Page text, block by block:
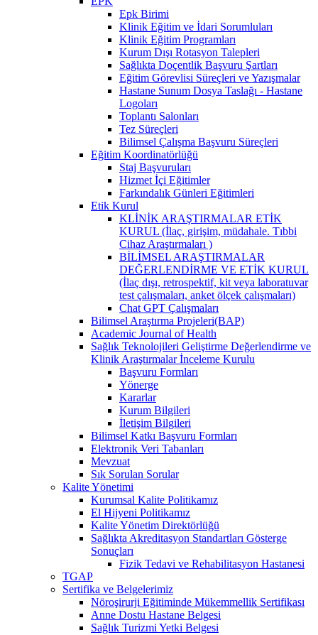
Epk Birimi
Klinik Eğitim ve İdari Sorumluları
Klinik Eğitim Programları
Kurum Dışı Rotasyon Talepleri
Sağlıkta Doçentlik Başvuru Şartları
Eğitim Görevlisi Süreçleri ve Yazışmalar
Hastane Sunum Dosya Taslağı - Hastane
Logoları
Toplantı Salonları
Tez Süreçleri
Bilimsel Çalışma Başvuru Süreçleri
Eğitim Koordinatörlüğü
Staj Başvuruları
Hizmet İçi Eğitimler
Farkındalık Günleri Eğitimleri
Etik Kurul
KLİNİK ARAŞTIRMALAR ETİK
KURUL (İlaç, girişim, müdahale. Tıbbi
Cihaz Araştırmaları )
BİLİMSEL ARAŞTIRMALAR
DEĞERLENDİRME VE ETİK KURUL
(İlaç dışı, retrospektif, kit veya laboratuvar
test çalışmaları, anket ölçek çalışmaları)
Chat GPT Çalışmaları
Bilimsel Araştırma Projeleri(BAP)
Academic Journal of Health
Sağlık Teknolojileri Geliştirme Değerlendirme ve
Klinik Araştırmalar İnceleme Kurulu
Başvuru Formları
Yönerge
Kararlar
Kurum Bilgileri
İletişim Bilgileri
Bilimsel Katkı Başvuru Formları
Elektronik Veri Tabanları
Mevzuat
Sık Sorulan Sorular
Kalite Yönetimi
Kurumsal Kalite Politikamız
El Hijyeni Politikamız
Kalite Yönetim Direktörlüğü
Sağlıkta Akreditasyon Standartları Gösterge
Sonuçları
Fizik Tedavi ve Rehabilitasyon Hastanesi
TGAP
Sertifika ve Belgelerimiz
Nöroşirurji Eğitiminde Mükemmellik Sertifikası
Anne Dostu Hastane Belgesi
Sağlık Turizmi Yetki Belgesi